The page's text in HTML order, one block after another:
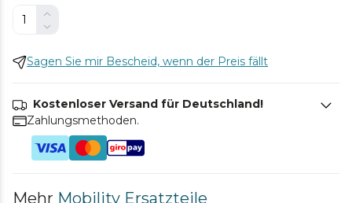
Sagen Sie mir Bescheid, wenn der Preis fällt
Kostenloser Versand für Deutschland!
Zahlungsmethoden.
Mehr Mobility Ersatzteile